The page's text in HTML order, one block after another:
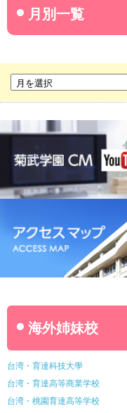
名古屋産業大学
菊華高等学校
菊武ビジネス専門学校
名古屋ウェディング＆フ
菊武幼稚園
稲葉保育園
海外姉妹校
台湾・育達科技大學
台湾・育達高等商業学校
台湾・桃園育達高等学校